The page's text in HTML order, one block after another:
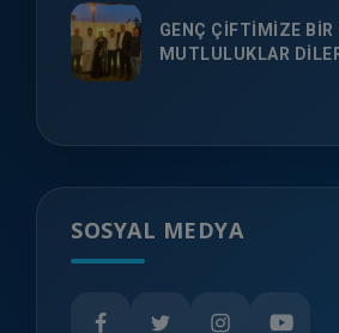
GENÇ ÇİFTİMİZE BİR
MUTLULUKLAR
SOSYAL MEDYA